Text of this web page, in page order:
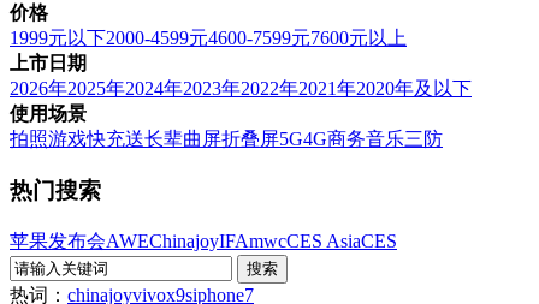
价格
1999元以下2000-4599元4600-7599元7600元以上
上市日期
2026年2025年2024年2023年2022年2021年2020年及以下
使用场景
拍照游戏快充送长辈曲屏折叠屏5G4G商务音乐三防
热门搜索
苹果发布会AWEChinajoyIFAmwcCES AsiaCES
热词： chinajoyvivox9siphone7